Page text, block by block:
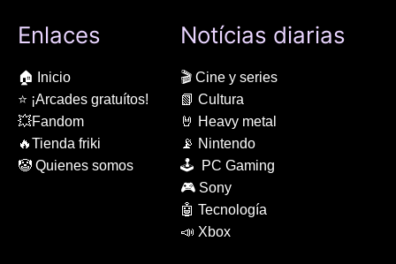
Enlaces
🏠 Inicio
⭐ ¡Arcades gratuítos!
💥Fandom
🔥Tienda friki
🤡 Quienes somos
Notícias diarias
🎬 Cine y series
📗 Cultura
🤘 Heavy metal
📡 Nintendo
🕹 PC Gaming
🎮 Sony
🤖 Tecnología
📣 Xbox